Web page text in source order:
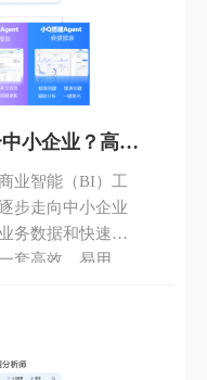
小企业？高性
业智能（BI）工
步走向中小企业
务数据和快速变
套高效、易用、
企业精准选型，